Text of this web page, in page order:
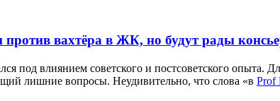
против вахтёра в ЖК, но будут рады
под влиянием советского и постсоветского опыта.
лишние вопросы. Неудивительно, что слова «в Prof